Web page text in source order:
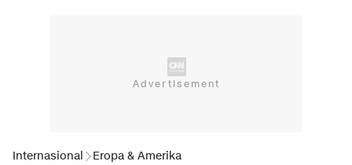
Internasional Eropa & Amerika